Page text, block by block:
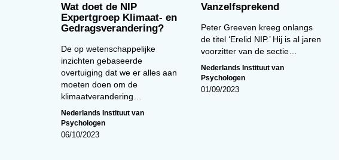
Wat doet de NIP
Expertgroep Klimaat- en
Gedragsverandering?
De op wetenschappelijke
inzichten gebaseerde
overtuiging dat we er alles aan
moeten doen om de
klimaatverandering…
Nederlands Instituut van
Psychologen
06/10/2023
Vanzelfsprekend
Peter Greeven kreeg onlangs
de titel ‘Erelid NIP.’ Hij is al jaren
voorzitter van de sectie…
Nederlands Instituut van
Psychologen
01/09/2023